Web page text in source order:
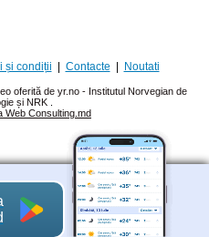
și condiții Contacte Noutati
oferită de yr.no - Institutul Norvegian de
și NRK
Web Consulting.md